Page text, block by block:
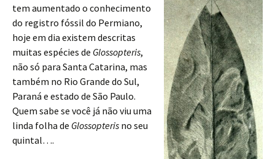
tem aumentado o conhecimento
do registro fóssil do Permiano,
hoje em dia existem descritas
muitas espécies de Glossopteris,
não só para Santa Catarina, mas
também no Rio Grande do Sul,
Paraná e estado de São Paulo.
Quem sabe se você já não viu uma
linda folha de Glossopteris no seu
quintal….